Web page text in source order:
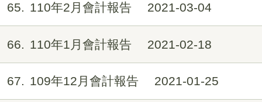
65 110年2月會計報告 2021-03-04
66 110年1月會計報告 2021-02-18
67 109年12月會計報告 2021-01-25